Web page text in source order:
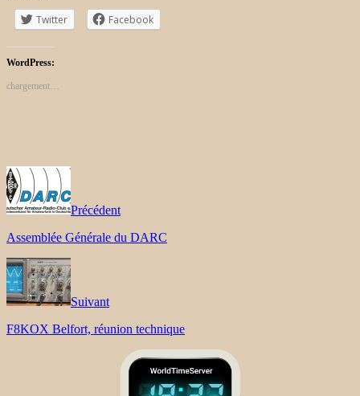
Twitter Facebook
WordPress:
chargement…
Précédent
Assemblée Générale du DARC
Suivant
F8KOX Belfort, réunion technique